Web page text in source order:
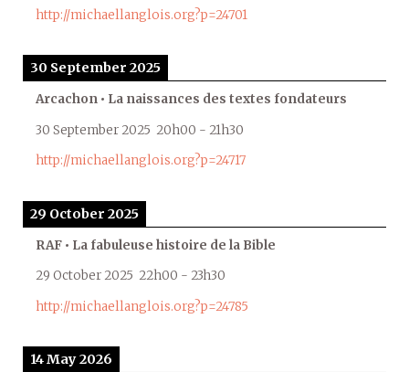
http://michaellanglois.org?p=24701
30 September 2025
Arcachon • La naissances des textes fondateurs
30 September 2025 20h00 - 21h30
http://michaellanglois.org?p=24717
29 October 2025
RAF • La fabuleuse histoire de la Bible
29 October 2025 22h00 - 23h30
http://michaellanglois.org?p=24785
14 May 2026